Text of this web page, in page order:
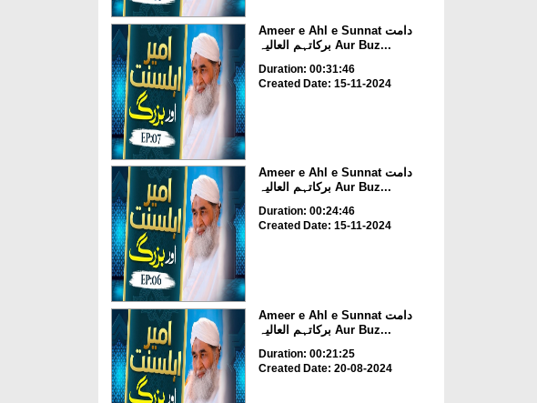
Ameer e Ahl e Sunnat دامت
برکاتہم العالیہ Aur Buz...
Duration: 00:31:46
Created Date: 15-11-2024
Ameer e Ahl e Sunnat دامت
برکاتہم العالیہ Aur Buz...
Duration: 00:24:46
Created Date: 15-11-2024
Ameer e Ahl e Sunnat دامت
برکاتہم العالیہ Aur Buz...
Duration: 00:21:25
Created Date: 20-08-2024